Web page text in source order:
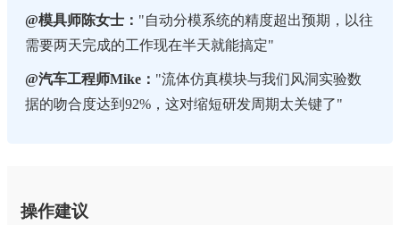
@模具师陈女士： "自动分模系统的精度超出预期，以往
需要两天完成的工作现在半天就能搞定"
@汽车工程师Mike： "流体仿真模块与我们风洞实验数
据的吻合度达到92%，这对缩短研发周期太关键了"
操作建议